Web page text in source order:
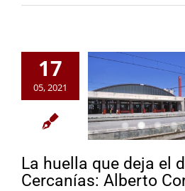
17
05, 2021
La huella que deja el
Cercanías: Alberto